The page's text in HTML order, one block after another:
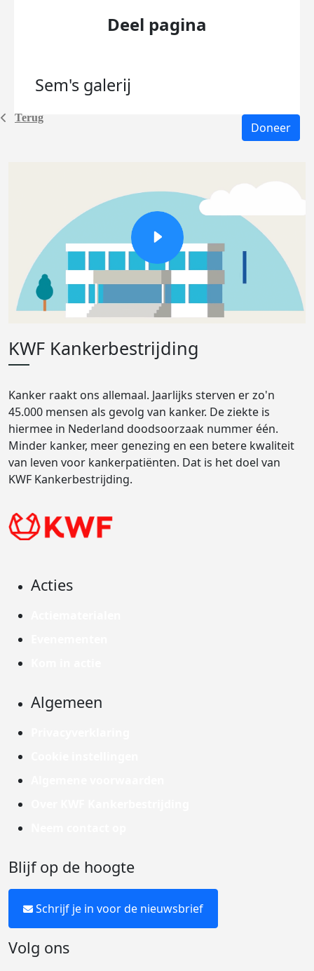
Terug
Deel pagina
Sem's galerij
Doneer
KWF Kankerbestrijding
Kanker raakt ons allemaal. Jaarlijks sterven er zo'n
45.000 mensen als gevolg van kanker. De ziekte is
hiermee in Nederland doodsoorzaak nummer één.
Minder kanker, meer genezing en een betere kwaliteit
van leven voor kankerpatiënten. Dat is het doel van
KWF Kankerbestrijding.
Acties
Algemeen
Blijf op de hoogte
Schrijf je in voor de nieuwsbrief
Volg ons